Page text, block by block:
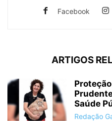
Facebook
ARTIGOS
Saúde
Redação